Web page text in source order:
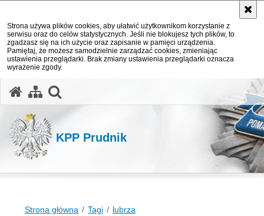
Strona używa plików cookies, aby ułatwić użytkownikom korzystanie z
serwisu oraz do celów statystycznych. Jeśli nie blokujesz tych plików, to
zgadzasz się na ich użycie oraz zapisanie w pamięci urządzenia.
Pamiętaj, że możesz samodzielnie zarządzać cookies, zmieniając
ustawienia przeglądarki. Brak zmiany ustawienia przeglądarki oznacza
wyrażenie zgody.
KPP Prudnik
Strona główna Tagi lubrza